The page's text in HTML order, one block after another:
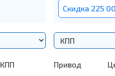
Cкидка 225
КПП Привод